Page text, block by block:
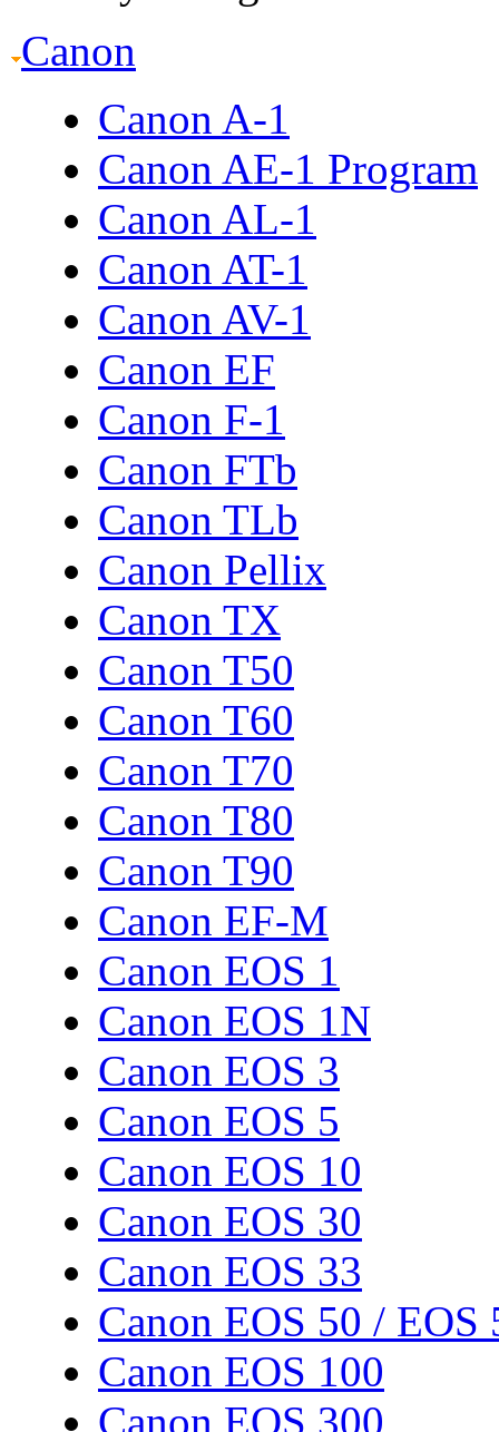
Canon
Canon A-1
Canon AE-1 Program
Canon AL-1
Canon AT-1
Canon AV-1
Canon EF
Canon F-1
Canon FTb
Canon TLb
Canon Pellix
Canon TX
Canon T50
Canon T60
Canon T70
Canon T80
Canon T90
Canon EF-M
Canon EOS 1
Canon EOS 1N
Canon EOS 3
Canon EOS 5
Canon EOS 10
Canon EOS 30
Canon EOS 33
Canon EOS 50 / EOS
Canon EOS 100
Canon EOS 300